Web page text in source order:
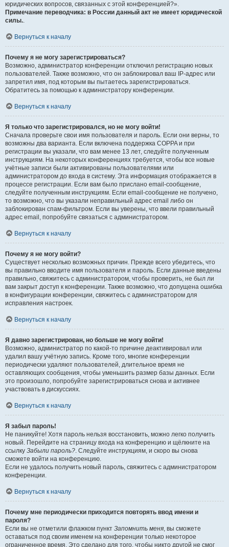
юридических вопросов, связанных с этой конференцией?».
Примечание переводчика: в России данный акт не имеет юридической
силы..
Вернуться к началу
Почему я не могу зарегистрироваться?
Возможно, администратор конференции отключил регистрацию новых
пользователей. Также возможно, что он заблокировал ваш IP-адрес или
запретил имя, под которым вы пытаетесь зарегистрироваться.
Обратитесь за помощью к администратору конференции.
Вернуться к началу
Я только что зарегистрировался, но не могу войти!
Сначала проверьте свои имя пользователя и пароль. Если они верны, то
возможны два варианта. Если включена поддержка COPPA и при
регистрации вы указали, что вам менее 13 лет, следуйте полученным
инструкциям. На некоторых конференциях требуется, чтобы все новые
учётные записи были активированы пользователями или
администратором до входа в систему. Эта информация отображается в
процессе регистрации. Если вам было прислано email-сообщение,
следуйте полученным инструкциям. Если email-сообщение не получено,
то возможно, что вы указали неправильный адрес email либо он
заблокирован спам-фильтром. Если вы уверены, что ввели правильный
адрес email, попробуйте связаться с администратором.
Вернуться к началу
Почему я не могу войти?
Существует несколько возможных причин. Прежде всего убедитесь, что
вы правильно вводите имя пользователя и пароль. Если данные введены
правильно, свяжитесь с администратором, чтобы проверить, не был ли
вам закрыт доступ к конференции. Также возможно, что допущена ошибка
в конфигурации конференции, свяжитесь с администратором для
исправления настроек.
Вернуться к началу
Я давно зарегистрирован, но больше не могу войти!
Возможно, администратор по какой-то причине деактивировал или
удалил вашу учётную запись. Кроме того, многие конференции
периодически удаляют пользователей, длительное время не
оставляющих сообщения, чтобы уменьшить размер базы данных. Если
это произошло, попробуйте зарегистрироваться снова и активнее
участвовать в дискуссиях.
Вернуться к началу
Я забыл пароль!
Не паникуйте! Хотя пароль нельзя восстановить, можно легко получить
новый. Перейдите на страницу входа на конференцию и щёлкните на
ссылку Забыли пароль?. Следуйте инструкциям, и скоро вы снова
сможете войти на конференцию.
Если не удалось получить новый пароль, свяжитесь с администратором
конференции.
Вернуться к началу
Почему мне периодически приходится повторять ввод имени и
пароля?
Если вы не отметили флажком пункт Запомнить меня, вы сможете
оставаться под своим именем на конференции только некоторое
ограниченное время. Это сделано для того, чтобы никто другой не смог